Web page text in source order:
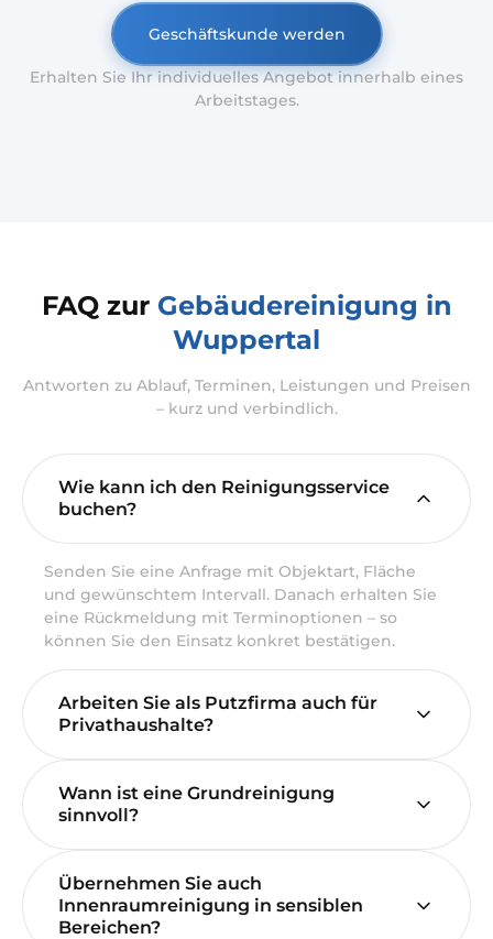
Geschäftskunde werden
Erhalten Sie Ihr individuelles Angebot innerhalb eines
Arbeitstages.
FAQ zur Gebäudereinigung in
Wuppertal
Antworten zu Ablauf, Terminen, Leistungen und Preisen
– kurz und verbindlich.
Wie kann ich den Reinigungsservice
buchen?
Senden Sie eine Anfrage mit Objektart, Fläche
und gewünschtem Intervall. Danach erhalten Sie
eine Rückmeldung mit Terminoptionen – so
können Sie den Einsatz konkret bestätigen.
Arbeiten Sie als Putzfirma auch für
Privathaushalte?
Wann ist eine Grundreinigung
sinnvoll?
Übernehmen Sie auch
Innenraumreinigung in sensiblen
Bereichen?